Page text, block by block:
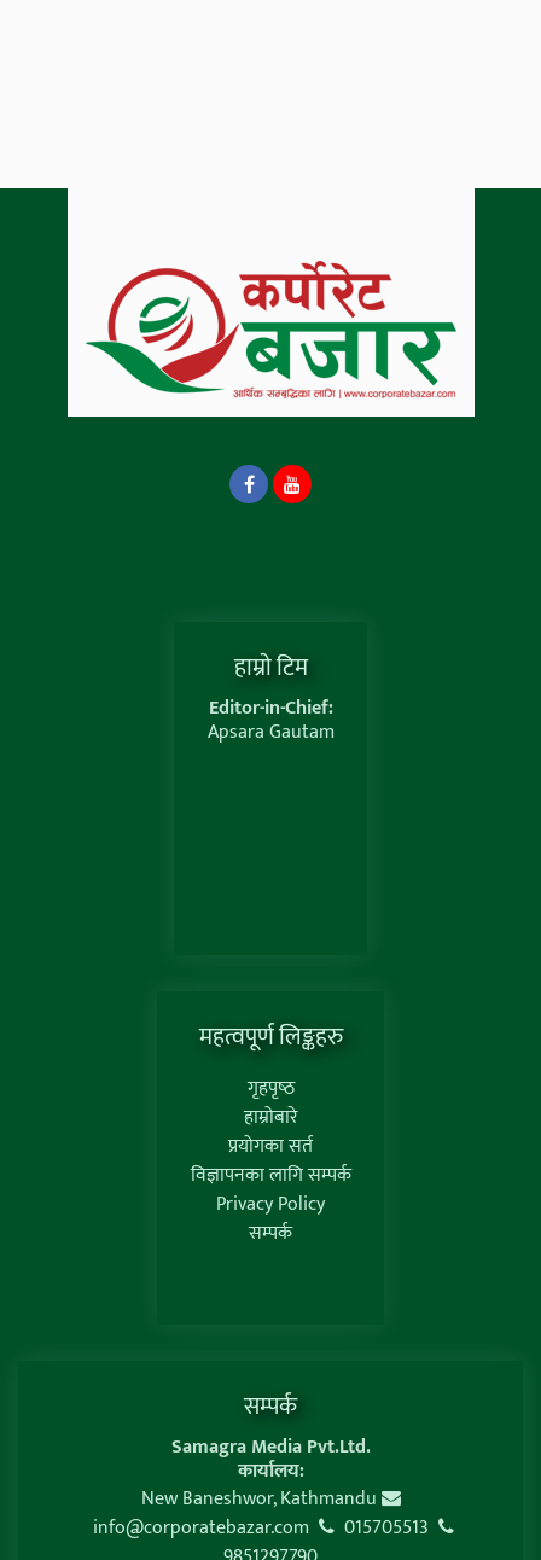
हाम्राे टिम
Editor-in-Chief:
Apsara Gautam
महत्वपूर्ण लिङ्कहरु
गृहपृष्‍ठ
हाम्रोबारे
प्रयोगका सर्त
विज्ञापनका लागि सम्पर्क
Privacy Policy
सम्पर्क
सम्पर्क
Samagra Media Pvt.Ltd.
कार्यालय:
New Baneshwor, Kathmandu
info@corporatebazar.com
015705513